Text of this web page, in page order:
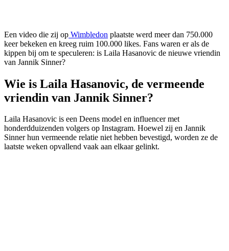
Een video die zij op Wimbledon plaatste werd meer dan 750.000
keer bekeken en kreeg ruim 100.000 likes. Fans waren er als de
kippen bij om te speculeren: is Laila Hasanovic de nieuwe vriendin
van Jannik Sinner?
Wie is Laila Hasanovic, de vermeende
vriendin van Jannik Sinner?
Laila Hasanovic is een Deens model en influencer met
honderdduizenden volgers op Instagram. Hoewel zij en Jannik
Sinner hun vermeende relatie niet hebben bevestigd, worden ze de
laatste weken opvallend vaak aan elkaar gelinkt.